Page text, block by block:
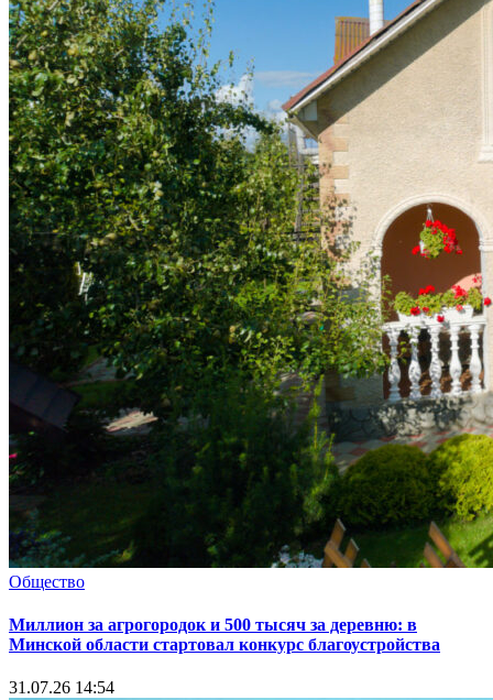
Общество
Миллион за агрогородок и 500 тысяч за деревню: в
Минской области стартовал конкурс благоустройства
31.07.26 14:54